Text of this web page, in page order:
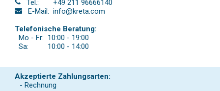
Tel.:
+49 211 96666140
E-Mail: info@kreta.com
Telefonische Beratung:
Mo - Fr: 10:00 - 19:00
Sa:
10:00 - 14:00
Akzeptierte Zahlungsarten:
- Rechnung